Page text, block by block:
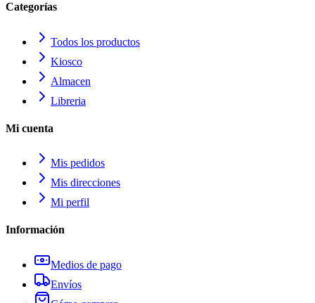
Categorías
Todos los productos
Kiosco
Almacen
Libreria
Mi cuenta
Mis pedidos
Mis direcciones
Mi perfil
Información
Medios de pago
Envíos